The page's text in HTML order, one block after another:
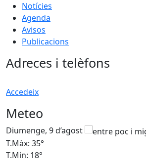
Notícies
Agenda
Avisos
Publicacions
Adreces i telèfons
Accedeix
Meteo
Diumenge, 9 d’agost
T.Màx: 35°
T.Min: 18°